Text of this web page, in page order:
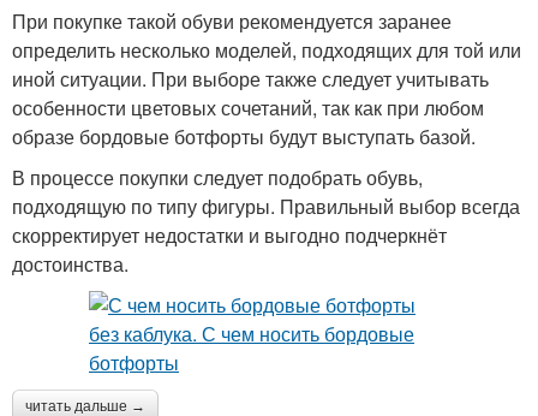
При покупке такой обуви рекомендуется заранее
определить несколько моделей, подходящих для той или
иной ситуации. При выборе также следует учитывать
особенности цветовых сочетаний, так как при любом
образе бордовые ботфорты будут выступать базой.
В процессе покупки следует подобрать обувь,
подходящую по типу фигуры. Правильный выбор всегда
скорректирует недостатки и выгодно подчеркнёт
достоинства.
читать дальше →